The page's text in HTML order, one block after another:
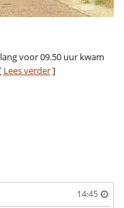
voor 09.50 uur kwam
Lees verder]
14:45